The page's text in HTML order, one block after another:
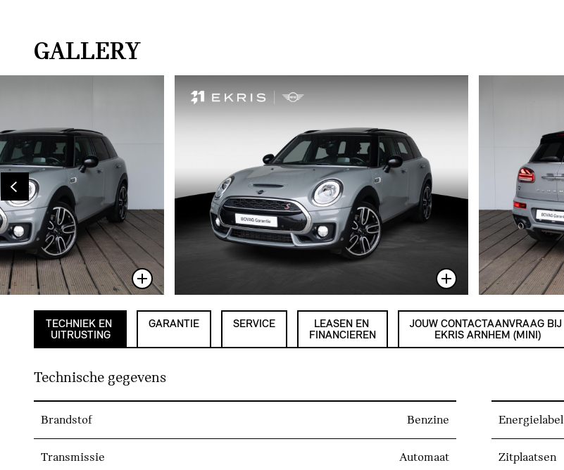
GALLERY
TECHNIEK EN
UITRUSTING
GARANTIE SERVICE
LEASEN EN
FINANCIEREN
JOUW CONTACTAANVRAAG BIJ
EKRIS ARNHEM (MINI)
Technische gegevens
Brandstof Benzine
Transmissie Automaat
Energielabel
Zitplaatsen